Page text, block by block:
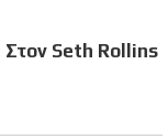
Στον Seth Rollins